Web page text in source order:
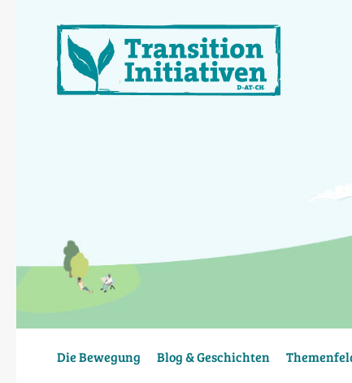
Die Bewegung Blog & Geschichten